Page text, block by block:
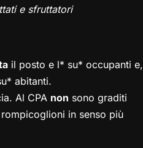
e sfruttatori
il posto e l* su* occupanti e,
abitanti.
Al CPA non sono graditi
in senso più